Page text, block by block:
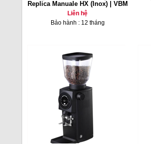
Replica Manuale HX (Inox) | VBM
Liên hệ
Bảo hành : 12 tháng